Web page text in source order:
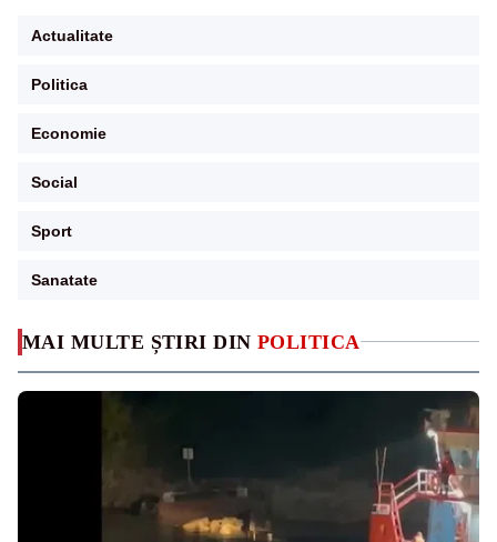
MAI MULTE ȘTIRI DIN POLITICA
Actualitate
Politica
Economie
Social
Sport
Sanatate